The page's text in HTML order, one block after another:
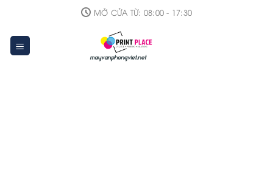
content
MỞ CỬA TỪ: 08:00 - 17:30